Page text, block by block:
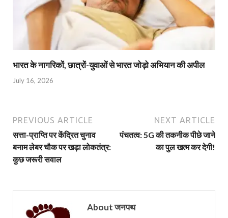
भारत के नागरिकों, छात्रों-युवाओं से भारत जोड़ो अभियान की अपील
July 16, 2026
PREVIOUS ARTICLE
सत्ता-प्राप्ति पर केंद्रित चुनाव
बनाम लेबर चौक पर खड़ा लोकतंत्र:
कुछ जरूरी सवाल
NEXT ARTICLE
पंचतत्व: 5G की तकनीक पीछे जाने
का पुल खत्म कर देगी!
About जनपथ